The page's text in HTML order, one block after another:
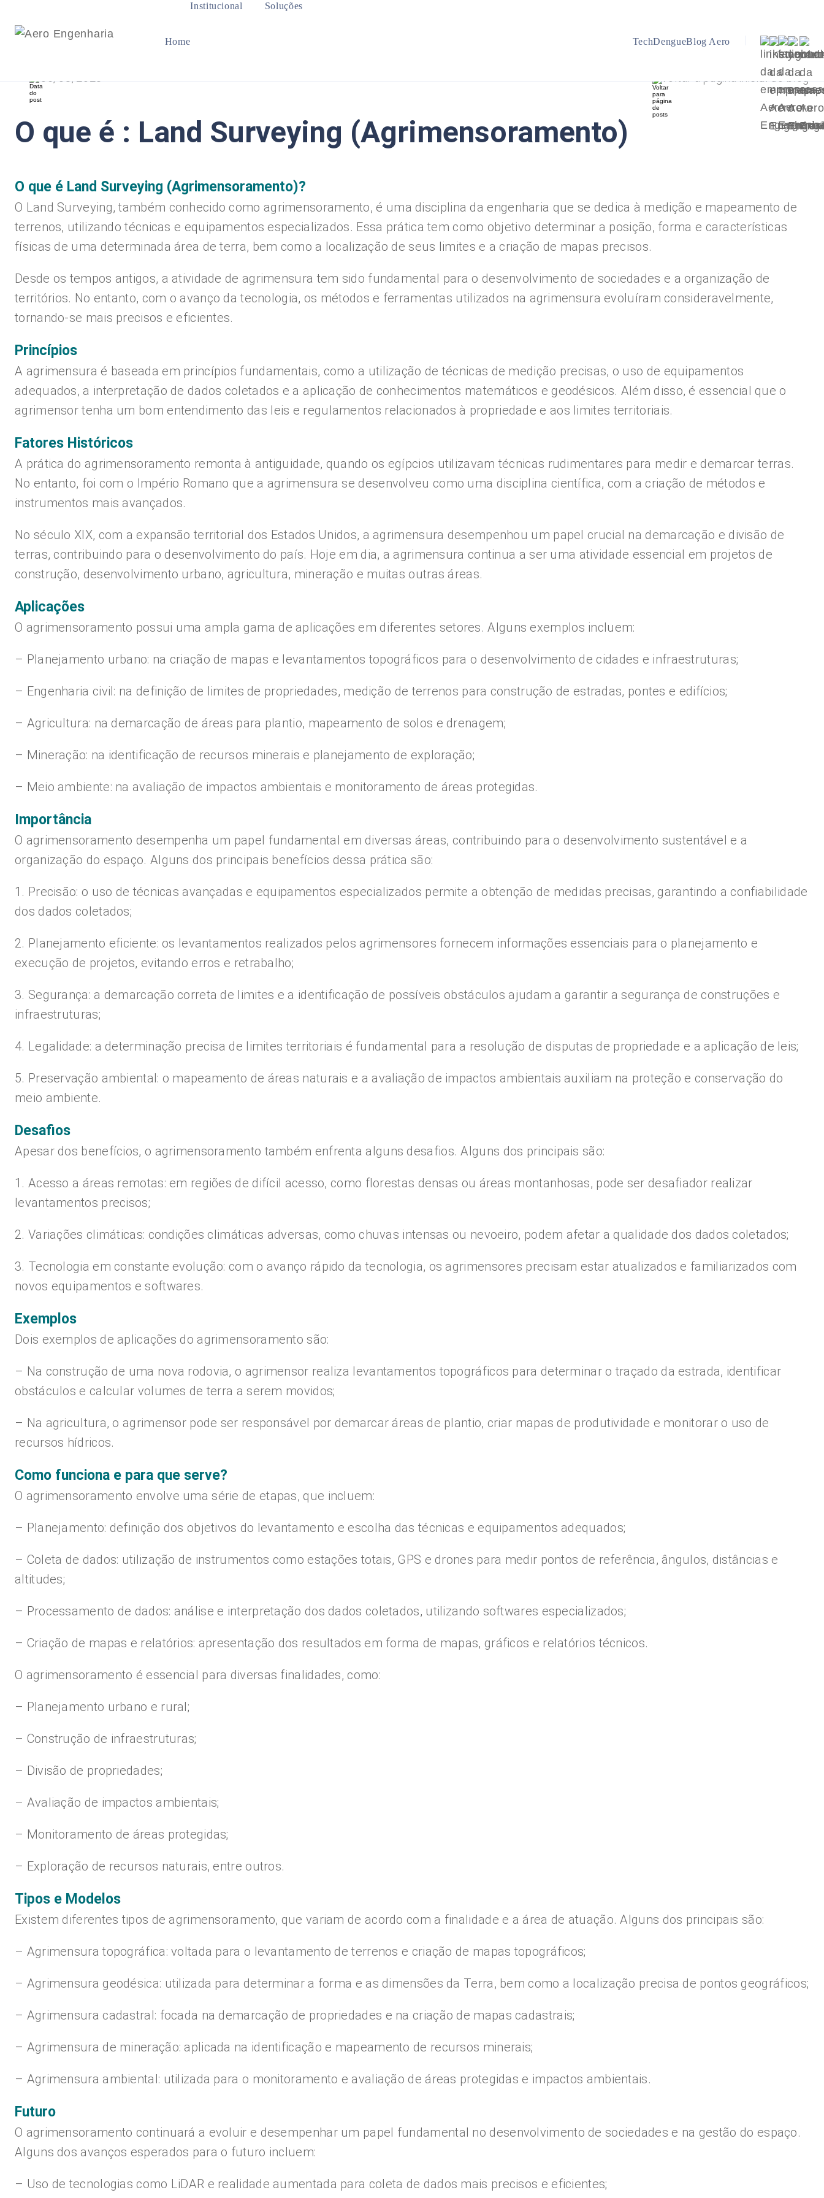
Home
Institucional Soluções
TechDengueBlog Aero
Voltar a página inicial do blog
O que é : Land Surveying (Agrimensoramento)
O que é Land Surveying (Agrimensoramento)?
O Land Surveying, também conhecido como agrimensoramento, é uma disciplina da engenharia que se dedica à medição e mapeamento de
terrenos, utilizando técnicas e equipamentos especializados. Essa prática tem como objetivo determinar a posição, forma e características
físicas de uma determinada área de terra, bem como a localização de seus limites e a criação de mapas precisos.
Desde os tempos antigos, a atividade de agrimensura tem sido fundamental para o desenvolvimento de sociedades e a organização de
territórios. No entanto, com o avanço da tecnologia, os métodos e ferramentas utilizados na agrimensura evoluíram consideravelmente,
tornando-se mais precisos e eficientes.
Princípios
A agrimensura é baseada em princípios fundamentais, como a utilização de técnicas de medição precisas, o uso de equipamentos
adequados, a interpretação de dados coletados e a aplicação de conhecimentos matemáticos e geodésicos. Além disso, é essencial que o
agrimensor tenha um bom entendimento das leis e regulamentos relacionados à propriedade e aos limites territoriais.
Fatores Históricos
A prática do agrimensoramento remonta à antiguidade, quando os egípcios utilizavam técnicas rudimentares para medir e demarcar terras.
No entanto, foi com o Império Romano que a agrimensura se desenvolveu como uma disciplina científica, com a criação de métodos e
instrumentos mais avançados.
No século XIX, com a expansão territorial dos Estados Unidos, a agrimensura desempenhou um papel crucial na demarcação e divisão de
terras, contribuindo para o desenvolvimento do país. Hoje em dia, a agrimensura continua a ser uma atividade essencial em projetos de
construção, desenvolvimento urbano, agricultura, mineração e muitas outras áreas.
Aplicações
O agrimensoramento possui uma ampla gama de aplicações em diferentes setores. Alguns exemplos incluem:
– Planejamento urbano: na criação de mapas e levantamentos topográficos para o desenvolvimento de cidades e infraestruturas;
– Engenharia civil: na definição de limites de propriedades, medição de terrenos para construção de estradas, pontes e edifícios;
– Agricultura: na demarcação de áreas para plantio, mapeamento de solos e drenagem;
– Mineração: na identificação de recursos minerais e planejamento de exploração;
– Meio ambiente: na avaliação de impactos ambientais e monitoramento de áreas protegidas.
Importância
O agrimensoramento desempenha um papel fundamental em diversas áreas, contribuindo para o desenvolvimento sustentável e a
organização do espaço. Alguns dos principais benefícios dessa prática são:
1. Precisão: o uso de técnicas avançadas e equipamentos especializados permite a obtenção de medidas precisas, garantindo a confiabilidade
dos dados coletados;
2. Planejamento eficiente: os levantamentos realizados pelos agrimensores fornecem informações essenciais para o planejamento e
execução de projetos, evitando erros e retrabalho;
3. Segurança: a demarcação correta de limites e a identificação de possíveis obstáculos ajudam a garantir a segurança de construções e
infraestruturas;
4. Legalidade: a determinação precisa de limites territoriais é fundamental para a resolução de disputas de propriedade e a aplicação de leis;
5. Preservação ambiental: o mapeamento de áreas naturais e a avaliação de impactos ambientais auxiliam na proteção e conservação do
meio ambiente.
Desafios
Apesar dos benefícios, o agrimensoramento também enfrenta alguns desafios. Alguns dos principais são:
1. Acesso a áreas remotas: em regiões de difícil acesso, como florestas densas ou áreas montanhosas, pode ser desafiador realizar
levantamentos precisos;
2. Variações climáticas: condições climáticas adversas, como chuvas intensas ou nevoeiro, podem afetar a qualidade dos dados coletados;
3. Tecnologia em constante evolução: com o avanço rápido da tecnologia, os agrimensores precisam estar atualizados e familiarizados com
novos equipamentos e softwares.
Exemplos
Dois exemplos de aplicações do agrimensoramento são:
– Na construção de uma nova rodovia, o agrimensor realiza levantamentos topográficos para determinar o traçado da estrada, identificar
obstáculos e calcular volumes de terra a serem movidos;
– Na agricultura, o agrimensor pode ser responsável por demarcar áreas de plantio, criar mapas de produtividade e monitorar o uso de
recursos hídricos.
Como funciona e para que serve?
O agrimensoramento envolve uma série de etapas, que incluem:
– Planejamento: definição dos objetivos do levantamento e escolha das técnicas e equipamentos adequados;
– Coleta de dados: utilização de instrumentos como estações totais, GPS e drones para medir pontos de referência, ângulos, distâncias e
altitudes;
– Processamento de dados: análise e interpretação dos dados coletados, utilizando softwares especializados;
– Criação de mapas e relatórios: apresentação dos resultados em forma de mapas, gráficos e relatórios técnicos.
O agrimensoramento é essencial para diversas finalidades, como:
– Planejamento urbano e rural;
– Construção de infraestruturas;
– Divisão de propriedades;
– Avaliação de impactos ambientais;
– Monitoramento de áreas protegidas;
– Exploração de recursos naturais, entre outros.
Tipos e Modelos
Existem diferentes tipos de agrimensoramento, que variam de acordo com a finalidade e a área de atuação. Alguns dos principais são:
– Agrimensura topográfica: voltada para o levantamento de terrenos e criação de mapas topográficos;
– Agrimensura geodésica: utilizada para determinar a forma e as dimensões da Terra, bem como a localização precisa de pontos geográficos;
– Agrimensura cadastral: focada na demarcação de propriedades e na criação de mapas cadastrais;
– Agrimensura de mineração: aplicada na identificação e mapeamento de recursos minerais;
– Agrimensura ambiental: utilizada para o monitoramento e avaliação de áreas protegidas e impactos ambientais.
Futuro
O agrimensoramento continuará a evoluir e desempenhar um papel fundamental no desenvolvimento de sociedades e na gestão do espaço.
Alguns dos avanços esperados para o futuro incluem:
– Uso de tecnologias como LiDAR e realidade aumentada para coleta de dados mais precisos e eficientes;